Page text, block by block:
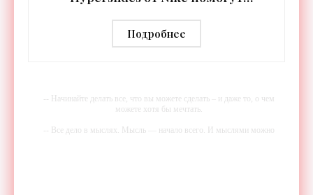
тренировки - «Гаджеты»
Подробнее
-- Начинайте делать все, что вы можете сделать – и даже то, о чем
можете хотя бы мечтать.
-- Все дело в мыслях. Мысль — начало всего. И мыслями можно